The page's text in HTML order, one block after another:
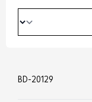
BD-20129